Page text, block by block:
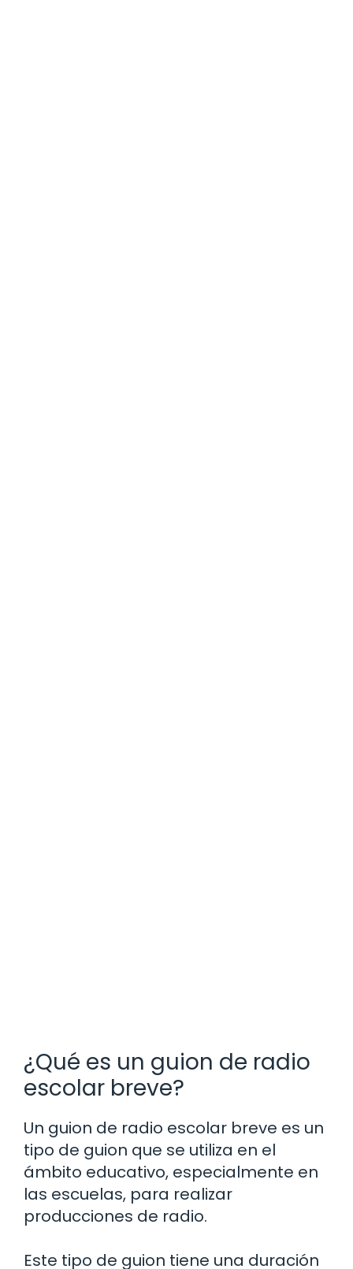
¿Qué es un guion de radio
escolar breve?
Un guion de radio escolar breve es un
tipo de guion que se utiliza en el
ámbito educativo, especialmente en
las escuelas, para realizar
producciones de radio.
Este tipo de guion tiene una duración